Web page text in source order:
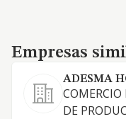
Empresas similares
Empresas
ADESMA
DE